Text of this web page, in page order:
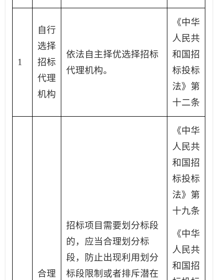
1
自行
选择
招标
代理
机构
依法自主择优选择招标
代理机构。
《中华
人民共
和国招
标投标
法》第
十二条
合理
招标项目需要划分标段
的，应当合理划分标
段，防止出现利用划分
标段限制或者排斥潜在
《中华
人民共
和国招
标投标
法》第
十九条
《中华
人民共
和国招